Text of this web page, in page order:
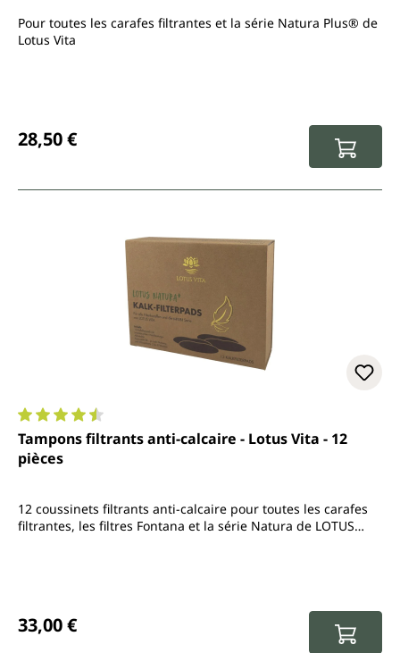
Pour toutes les carafes filtrantes et la série Natura Plus® de
Lotus Vita
28,50 €
Note moyenne de 4.5 sur 5 étoiles
Tampons filtrants anti-calcaire - Lotus Vita - 12
pièces
12 coussinets filtrants anti-calcaire pour toutes les carafes
filtrantes, les filtres Fontana et la série Natura de LOTUS
33,00 €